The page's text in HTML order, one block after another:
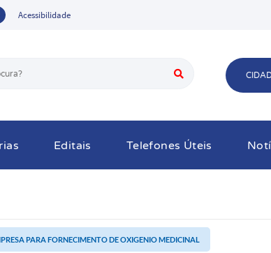
Acessibilidade
Editais Telefones Úteis
PARA FORNECIMENTO DE OXIGENIO MEDICINAL